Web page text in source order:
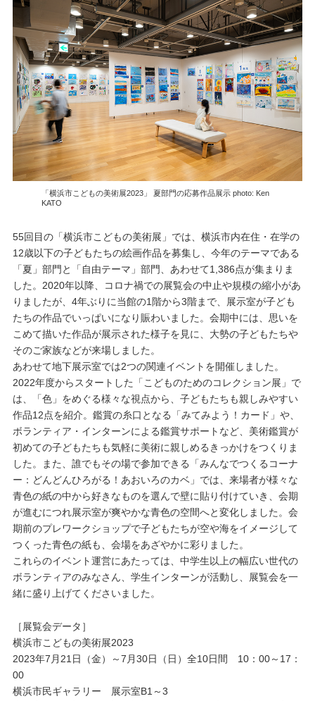
「横浜市こどもの美術展2023」 夏部門の応募作品展示 photo: Ken
KATO
55回目の「横浜市こどもの美術展」では、横浜市内在住・在学の
12歳以下の子どもたちの絵画作品を募集し、今年のテーマである
「夏」部門と「自由テーマ」部門、あわせて1,386点が集まりま
した。2020年以降、コロナ禍での展覧会の中止や規模の縮小があ
りましたが、4年ぶりに当館の1階から3階まで、展示室が子ども
たちの作品でいっぱいになり賑わいました。会期中には、思いを
こめて描いた作品が展示された様子を見に、大勢の子どもたちや
そのご家族などが来場しました。
あわせて地下展示室では2つの関連イベントを開催しました。
2022年度からスタートした「こどものためのコレクション展」で
は、「色」をめぐる様々な視点から、子どもたちも親しみやすい
作品12点を紹介。鑑賞の糸口となる「みてみよう！カード」や、
ボランティア・インターンによる鑑賞サポートなど、美術鑑賞が
初めての子どもたちも気軽に美術に親しめるきっかけをつくりま
した。また、誰でもその場で参加できる「みんなでつくるコーナ
ー：どんどんひろがる！あおいろのカベ」では、来場者が様々な
青色の紙の中から好きなものを選んで壁に貼り付けていき、会期
が進むにつれ展示室が爽やかな青色の空間へと変化しました。会
期前のプレワークショップで子どもたちが空や海をイメージして
つくった青色の紙も、会場をあざやかに彩りました。
これらのイベント運営にあたっては、中学生以上の幅広い世代の
ボランティアのみなさん、学生インターンが活動し、展覧会を一
緒に盛り上げてくださいました。
［展覧会データ］
横浜市こどもの美術展2023
2023年7月21日（金）～7月30日（日）全10日間 10：00～17：
00
横浜市民ギャラリー 展示室B1～3